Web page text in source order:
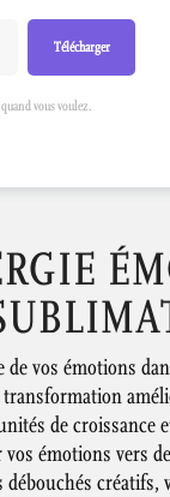
Télécharger
vous voulez.
vos émotions
de croissance
émotions vers